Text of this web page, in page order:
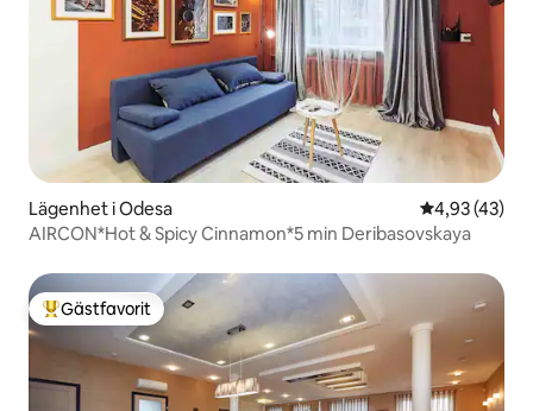
Lägenhet i Odesa 4,93 av 5 i
4,93 (43)
AIRCON*Hot & Spicy Cinnamon*5 min Deribasovskaya
Populär gästfavorit
Gästfavorit